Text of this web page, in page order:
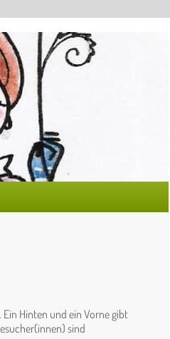
Hinten und ein Vorne gibt
sind